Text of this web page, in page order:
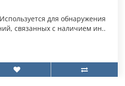
для обнаружения
связанных с наличием ин..